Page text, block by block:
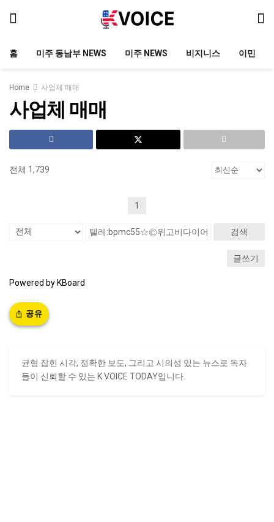
홈 미주 동남부 NEWS 미주 NEWS 비지니스 이민
Home 사업체 매매
사업체 매매
전체 1,739
1
검색
글쓰기
Powered by KBoard
공유
균형 잡힌 시각, 정확한 보도, 그리고 시의성 있는 뉴스로 독자
들이 신뢰할 수 있는 K VOICE TODAY입니다.